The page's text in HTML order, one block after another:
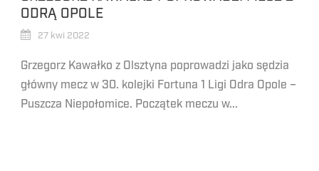
ODRĄ OPOLE
27 kwi 2022
Grzegorz Kawałko z Olsztyna poprowadzi jako sędzia
główny mecz w 30. kolejki Fortuna 1 Ligi Odra Opole –
Puszcza Niepołomice. Początek meczu w...